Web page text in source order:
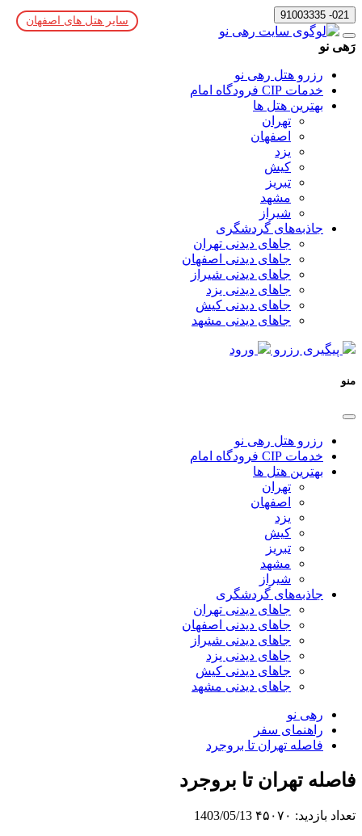
021- 91003335
رَهی نو
رزرو هتل رهی نو
خدمات CIP فرودگاه امام
بهترین هتل ها
تهران
اصفهان
یزد
کیش
تبریز
مشهد
شیراز
جاذبه‌های گردشگری
جاهای دیدنی تهران
جاهای دیدنی اصفهان
جاهای دیدنی شیراز
جاهای دیدنی یزد
جاهای دیدنی کیش
جاهای دیدنی مشهد
پیگیری رزرو ورود
منو
رزرو هتل رهی نو
خدمات CIP فرودگاه امام
بهترین هتل ها
تهران
اصفهان
یزد
کیش
تبریز
مشهد
شیراز
جاذبه‌های گردشگری
جاهای دیدنی تهران
جاهای دیدنی اصفهان
جاهای دیدنی شیراز
جاهای دیدنی یزد
جاهای دیدنی کیش
جاهای دیدنی مشهد
رهی نو
راهنمای سفر
فاصله تهران تا بروجرد
فاصله تهران تا بروجرد
تعداد بازدید: ۴۵۰۷۰ 1403/05/13
سایر هتل های اصفهان